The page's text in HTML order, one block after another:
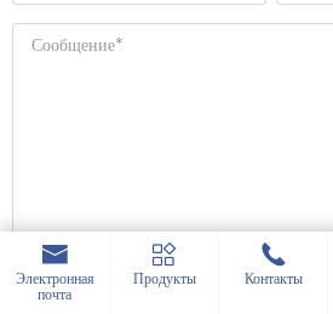
Электронная
почта
Продукты Контакты